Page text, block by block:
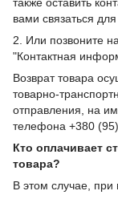
вами связаться
2. Или позвоните
"Контактная
Возврат товара
товарно-
отправления, на
телефона +380
Кто оплачивает
товара?
В этом случае, при